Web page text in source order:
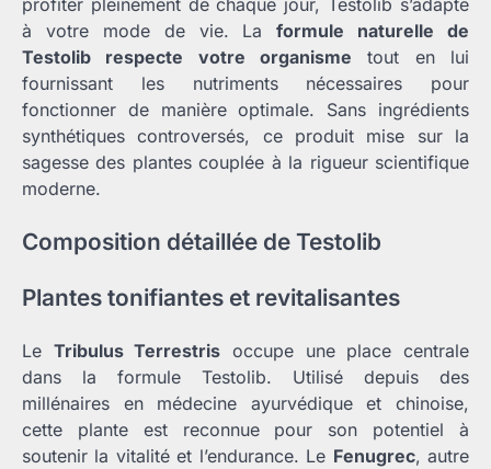
à votre mode de vie. Laformule naturelle de
Testolib respecte votre organisme tout en lui
fournissant les nutriments nécessaires pour
fonctionner de manière optimale. Sans ingrédients
synthétiques controversés, ce produit mise sur la
sagesse des plantes couplée à la rigueur scientifique
moderne.
Composition détaillée de Testolib
Plantes tonifiantes et revitalisantes
Le Tribulus Terrestris occupe une place centrale
dans la formule Testolib. Utilisé depuis des
millénaires en médecine ayurvédique et chinoise,
cette plante est reconnue pour son potentiel à
soutenir la vitalité et l’endurance. Le Fenugrec, autre